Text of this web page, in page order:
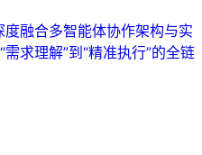
融合多智能体协作架构与实
求理解”到“精准执行”的全链